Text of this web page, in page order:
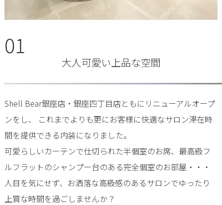
01
大人可愛い上品な空間
Shell Bear銀座店・銀座四丁目店ともにリニューアルオープ
ンをし、 これまでよりも更にお客様に快適なサロン滞在時
間を提供できる内装になりました。
可愛らしいカーテンで仕切られた半個室のお席、最高級フ
ルフラットのシャンプー台のある完全個室のお部屋・・・
人目を気にせず、お洒落な高級感のあるサロンでゆったり
上質な時間を過ごしませんか？